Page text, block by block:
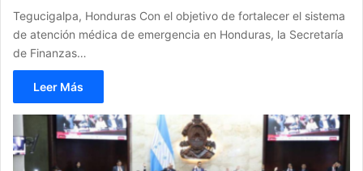
Tegucigalpa, Honduras Con el objetivo de fortalecer el sistema
de atención médica de emergencia en Honduras, la Secretaría
de Finanzas…
Leer Más